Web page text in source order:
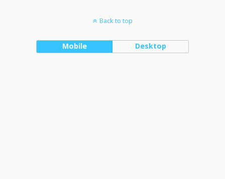
Back to top
Mobile Desktop